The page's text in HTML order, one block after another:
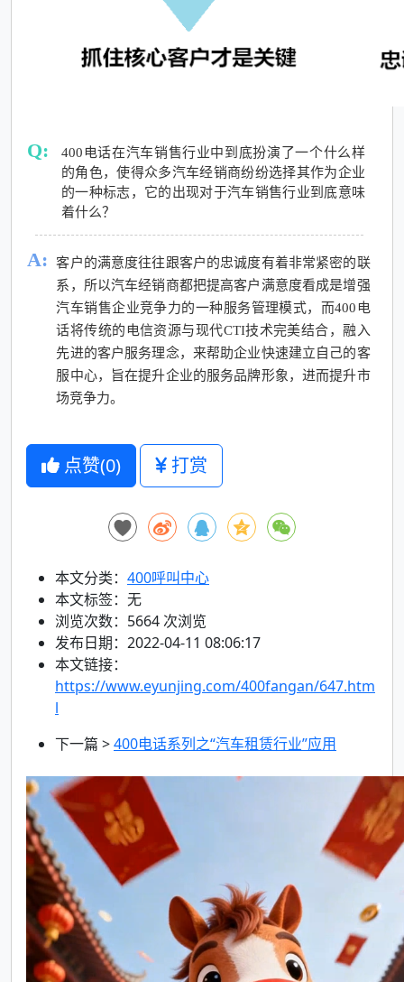
Q:
400电话在汽车销售行业中到底扮演了一个什么样
的角色，使得众多汽车经销商纷纷选择其作为企业
的一种标志，它的出现对于汽车销售行业到底意味
着什么？
A:
客户的满意度往往跟客户的忠诚度有着非常紧密的联
系，所以汽车经销商都把提高客户满意度看成是增强
汽车销售企业竞争力的一种服务管理模式，而400电
话将传统的电信资源与现代CTI技术完美结合，融入
先进的客户服务理念，来帮助企业快速建立自己的客
服中心，旨在提升企业的服务品牌形象，进而提升市
场竞争力。
点赞(0) 打赏
本文分类： 400呼叫中心
本文标签：无
浏览次数： 5664 次浏览
发布日期：2022-04-11 08:06:17
本文链接：
https://www.eyunjing.com/400fangan/647.htm
l
下一篇 >400电话系列之“汽车租赁行业”应用